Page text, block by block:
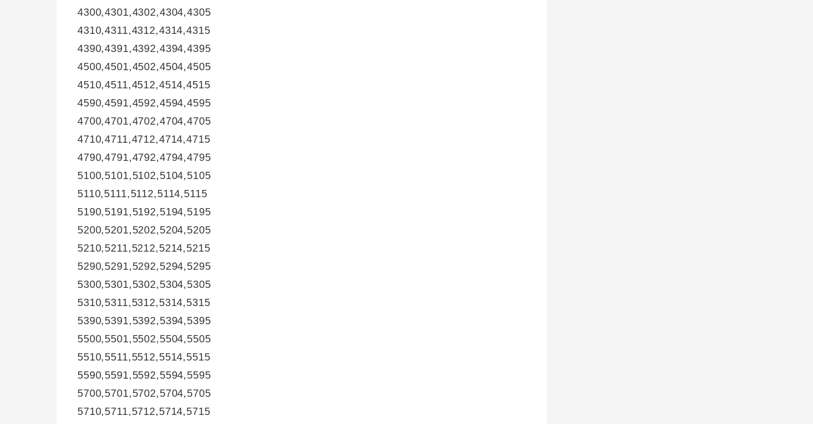
4300,4301,4302,4304,4305
4310,4311,4312,4314,4315
4390,4391,4392,4394,4395
4500,4501,4502,4504,4505
4510,4511,4512,4514,4515
4590,4591,4592,4594,4595
4700,4701,4702,4704,4705
4710,4711,4712,4714,4715
4790,4791,4792,4794,4795
5100,5101,5102,5104,5105
5110,5111,5112,5114,5115
5190,5191,5192,5194,5195
5200,5201,5202,5204,5205
5210,5211,5212,5214,5215
5290,5291,5292,5294,5295
5300,5301,5302,5304,5305
5310,5311,5312,5314,5315
5390,5391,5392,5394,5395
5500,5501,5502,5504,5505
5510,5511,5512,5514,5515
5590,5591,5592,5594,5595
5700,5701,5702,5704,5705
5710,5711,5712,5714,5715